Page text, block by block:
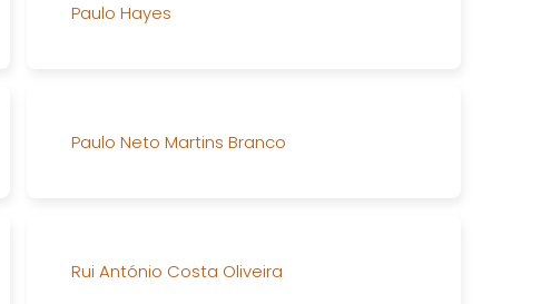
Paulo Hayes
Paulo Neto Martins Branco
Rui António Costa Oliveira